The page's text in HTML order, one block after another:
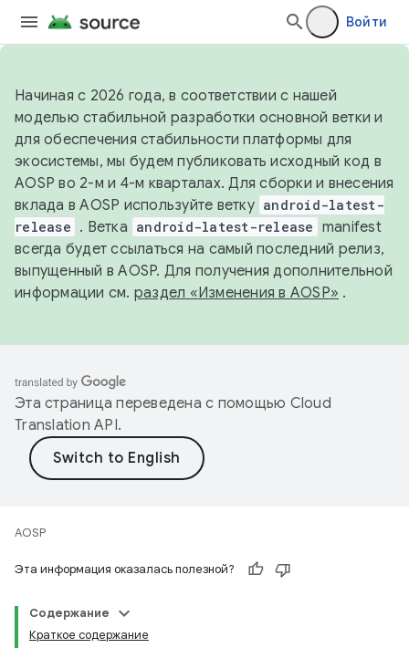
Войти
Начиная с 2026 года, в соответствии с нашей
моделью стабильной разработки основной ветки и
для обеспечения стабильности платформы для
экосистемы, мы будем публиковать исходный код в
AOSP во 2-м и 4-м кварталах. Для сборки и внесения
вклада в AOSP используйте ветку android-latest-
release . Ветка android-latest-release manifest
всегда будет ссылаться на самый последний релиз,
выпущенный в AOSP. Для получения дополнительной
информации см. раздел «Изменения в AOSP» .
Эта страница переведена с помощью Cloud
Translation API.
AOSP
Эта информация оказалась полезной?
Содержание
Краткое содержание